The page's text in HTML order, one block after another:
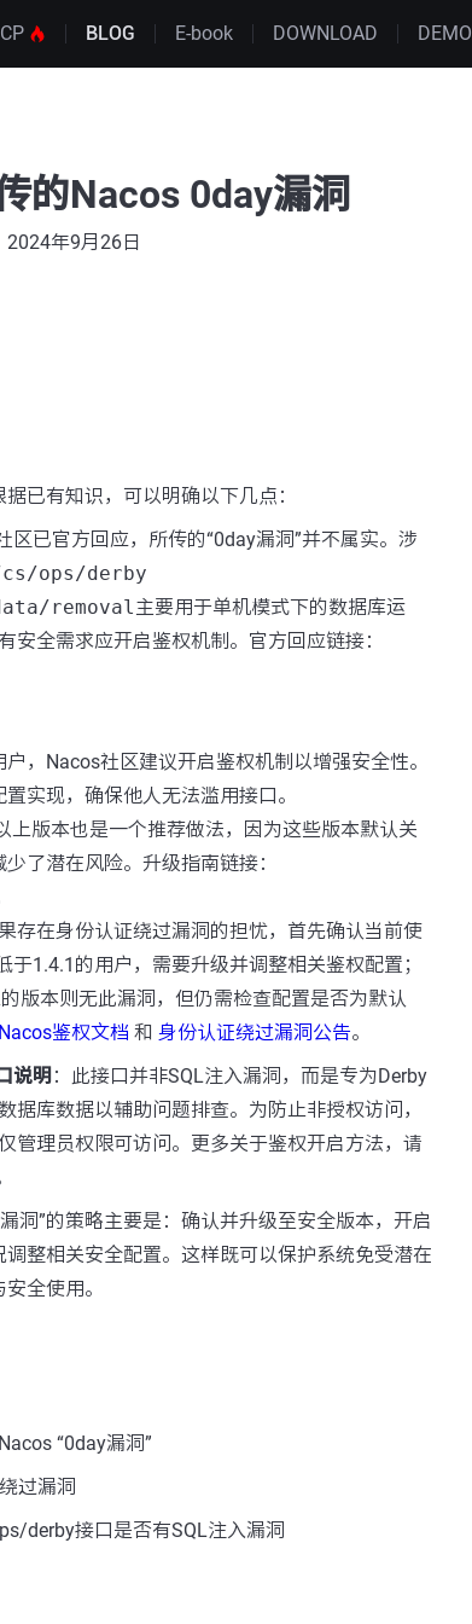
BLOG E-book DOWNLOAD DEMO
的Nacos 0day漏洞
2024年9月26日
已有知识，可以明确以下几点：
区已官方回应，所传的“0day漏洞”并不属实。涉
ops/derby
removal主要用于单机模式下的数据库运
安全需求应开启鉴权机制。官方回应链接：
，Nacos社区建议开启鉴权机制以增强安全性。
实现，确保他人无法滥用接口。
上版本也是一个推荐做法，因为这些版本默认关
了潜在风险。升级指南链接：
存在身份认证绕过漏洞的担忧，首先确认当前使
于1.4.1的用户，需要升级并调整相关鉴权配置；
版本则无此漏洞，但仍需检查配置是否为默认
Nacos鉴权文档 和 身份认证绕过漏洞公告。
说明 ：此接口并非SQL注入漏洞，而是专为Derby
据库数据以辅助问题排查。为防止非授权访问，
管理员权限可访问。更多关于鉴权开启方法，请
洞”的策略主要是：确认并升级至安全版本，开启
整相关安全配置。这样既可以保护系统免受潜在
全使用。
“0day漏洞”
过漏洞
derby接口是否有SQL注入漏洞